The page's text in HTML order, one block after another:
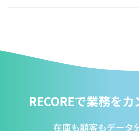
RECOREで業務をカ
在庫も顧客もデータ